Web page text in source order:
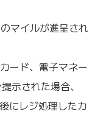
マイルが進呈され
ード、電子マネー
示された場合、
にレジ処理したカ